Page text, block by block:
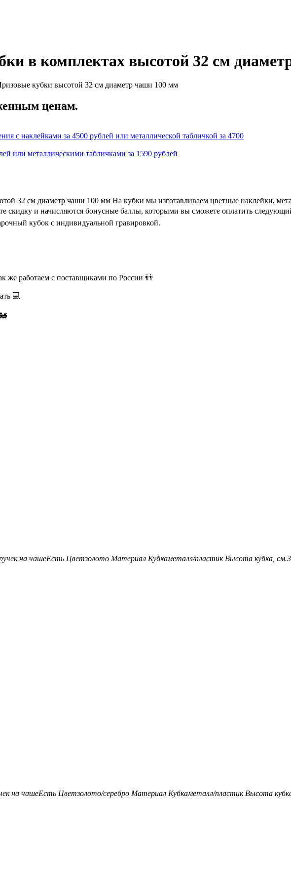
в комплектах высотой 32 см
кубки высотой 32 см диаметр чаши 100 мм
ценам.
с наклейками за 4500 рублей или металлической табличкой за 4700
или металлическими табличками за 1590 рублей
32 см диаметр чаши 100 мм На кубки мы изготавливаем цветные наклейки,
скидку и начисляются бонусные баллы, которыми вы сможете оплатить
кубок с индивидуальной гравировкой.
же работаем с поставщиками по России 👬
💻
на чашеЕсть Цветзолото Материал Кубкаметалл/пластик Высота кубка, см.
на чашеЕсть Цветзолото/серебро Материал Кубкаметалл/пластик Высота